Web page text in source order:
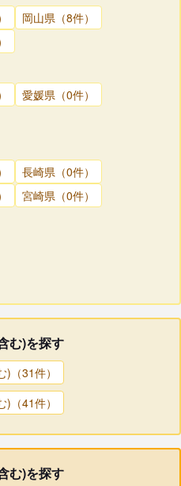
岡山県（8件）
愛媛県（0件）
長崎県（0件）
宮崎県（0件）
む)を探す
（31件）
（41件）
む)を探す